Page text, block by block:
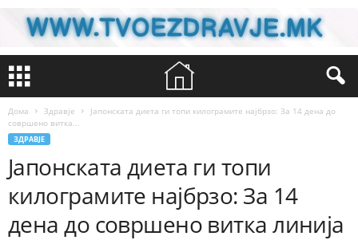
Дома Здравје
Јапонската диета ги топи килограмите најбрзо: За 14 дена до
совршено витка...
ЗДРАВЈЕ
Јапонската диета ги топи
килограмите најбрзо: За 14
дена до совршено витка линија